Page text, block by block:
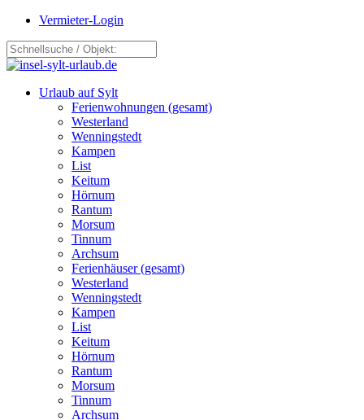
Vermieter-Login
Urlaub auf Sylt
Ferienwohnungen (gesamt)
Westerland
Wenningstedt
Kampen
List
Keitum
Hörnum
Rantum
Morsum
Tinnum
Archsum
Ferienhäuser (gesamt)
Westerland
Wenningstedt
Kampen
List
Keitum
Hörnum
Rantum
Morsum
Tinnum
Archsum